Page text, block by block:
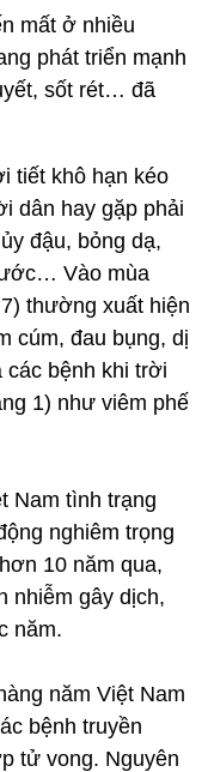
mất ở nhiều
phát triển mạnh
sốt rét… đã
tiết khô hạn kéo
dân hay gặp phải
đậu, bỏng dạ,
Vào mùa
thường xuất hiện
cúm, đau bụng, dị
bệnh khi trời
1) như viêm phế
Nam tình trạng
nghiêm trọng
10 năm qua,
nhiễm gây dịch,
năm.
năm Việt Nam
bệnh truyền
tử vong. Nguyên